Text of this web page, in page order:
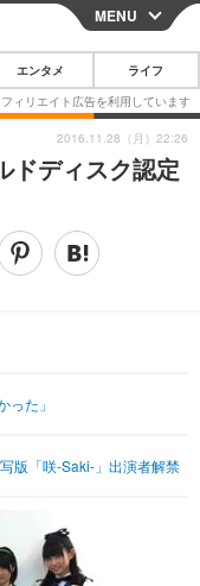
CLOSE
スマートフォン
その他
映画・ドラマ
ブログ
その他
MENU
エンタメ ライフ
ドディスク認定
た」
版「咲-Saki-」出演者解禁
2016.11.28（月）22:26